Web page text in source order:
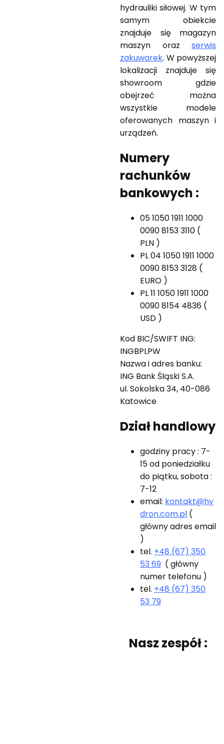
hydrauliki siłowej. W tym
samym obiekcie
znajduje się magazyn
maszyn oraz serwis
zakuwarek. W powyższej
lokalizacji znajduje się
showroom gdzie
obejrzeć można
wszystkie modele
oferowanych maszyn i
urządzeń.
Numery
rachunków
bankowych :
05 1050 1911 1000
0090 8153 3110 (
PLN )
PL 04 1050 1911 1000
0090 8153 3128 (
EURO )
PL 11 1050 1911 1000
0090 8154 4836 (
USD )
Kod BIC/SWIFT ING:
INGBPLPW
Nazwa i adres banku:
ING Bank Śląski S.A.
ul. Sokolska 34, 40-086
Katowice
Dział handlowy
godziny pracy : 7-
15 od poniedziałku
do piątku, sobota :
7-12
email: kontakt@hy
dron.com.pl (
główny adres email
)
tel. +48 (67) 350
53 69 ( główny
numer telefonu )
tel. +48 (67) 350
53 79
Nasz zespół :